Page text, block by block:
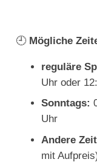
🕘 Mögliche
reguläre
Uhr oder
Sonntags:
Uhr
Andere
mit